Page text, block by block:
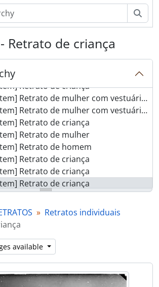
Retrato de criança
Retrato de criança
Retrato de criança
Retrato de criança
Retrato de mulher
Retrato de mulher
Retrato de aluno universitário
Retrato de criança
Retrato de mulher com vestuário regional
Retrato de mulher com vestuário regional
Retrato de criança
Retrato de mulher
Retrato de homem
Retrato de criança
Retrato de criança
Retrato de criança
Retrato de criança
Retrato de homem
[Item] Retrato de mulher
[Item] Retrato de homem
Retrato de criança com vestuário de fantasia
Retrato de mulher com vestuário regional
Retrato de criança com vestuário regional
Retrato de mulher com vestuário de fantasia
Retratos individuais
available